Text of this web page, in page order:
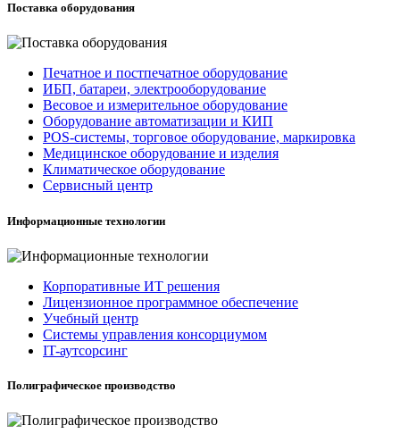
Поставка оборудования
Печатное и постпечатное оборудование
ИБП, батареи, электрооборудование
Весовое и измерительное оборудование
Оборудование автоматизации и КИП
POS-системы, торговое оборудование, маркировка
Медицинское оборудование и изделия
Климатическое оборудование
Сервисный центр
Информационные технологии
Корпоративные ИТ решения
Лицензионное программное обеспечение
Учебный центр
Системы управления консорциумом
IT-аутсорсинг
Полиграфическое производство